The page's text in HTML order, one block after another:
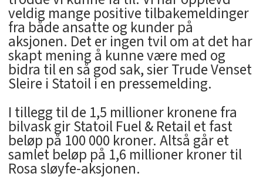
veldig mange positive tilbakemeldinger
fra både ansatte og kunder på
aksjonen. Det er ingen tvil om at det har
skapt mening å kunne være med og
bidra til en så god sak, sier Trude Venset
Sleire i Statoil i en pressemelding.
I tillegg til de 1,5 millioner kronene fra
bilvask gir Statoil Fuel & Retail et fast
beløp på 100 000 kroner. Altså går et
samlet beløp på 1,6 millioner kroner til
Rosa sløyfe-aksjonen.